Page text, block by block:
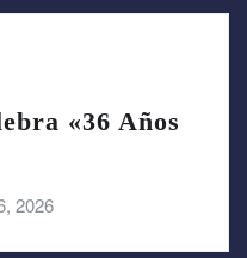
«36 Años
2026